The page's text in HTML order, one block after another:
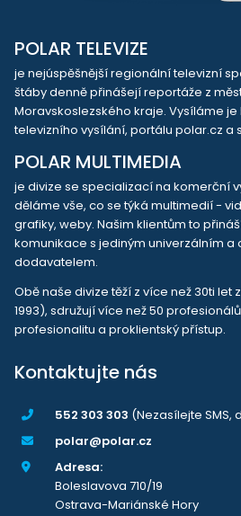
POLAR TELEVIZE
je nejúspěšnější regionální televizní
štáby denně přinášejí reportáže z
Moravskoslezského kraje. Vysíláme
televizního vysílání, portálu polar.cz a
POLAR MULTIMEDIA
je divize se specializací na komerční
děláme vše, co se týká multimedií -
grafiky, weby. Našim klientům to
komunikace s jediným univerzálním a
dodavatelem.
Obě naše divize těží z více než 30ti let
1993), sdružují více než 50
profesionalitu a proklientský přístup.
Kontaktujte nás
552 303 303 (Nezasílejte SMS,
polar@polar.cz
Adresa:
Boleslavova 710/19
Ostrava-Mariánské Hory